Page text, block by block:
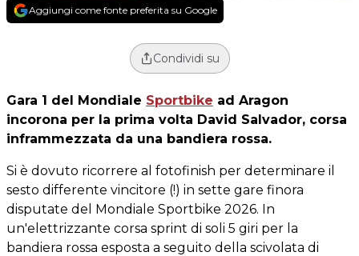
Aggiungi come fonte preferita su Google
Condividi su
Gara 1 del Mondiale Sportbike ad Aragon
incorona per la prima volta David Salvador, corsa
inframmezzata da una bandiera rossa.
Si è dovuto ricorrere al fotofinish per determinare il
sesto differente vincitore (!) in sette gare finora
disputate del Mondiale Sportbike 2026. In
un'elettrizzante corsa sprint di soli 5 giri per la
bandiera rossa esposta a seguito della scivolata di